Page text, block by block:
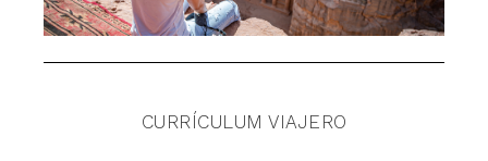
CURRÍCULUM VIAJERO